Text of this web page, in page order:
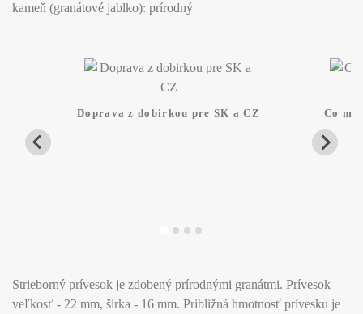
kameň (granátové jablko): prírodný
Doprava z dobirkou pre SK a CZ Co
Strieborný prívesok je zdobený prírodnými granátmi. Prívesok
veľkosť - 22 mm, šírka - 16 mm. Približná hmotnosť prívesku je